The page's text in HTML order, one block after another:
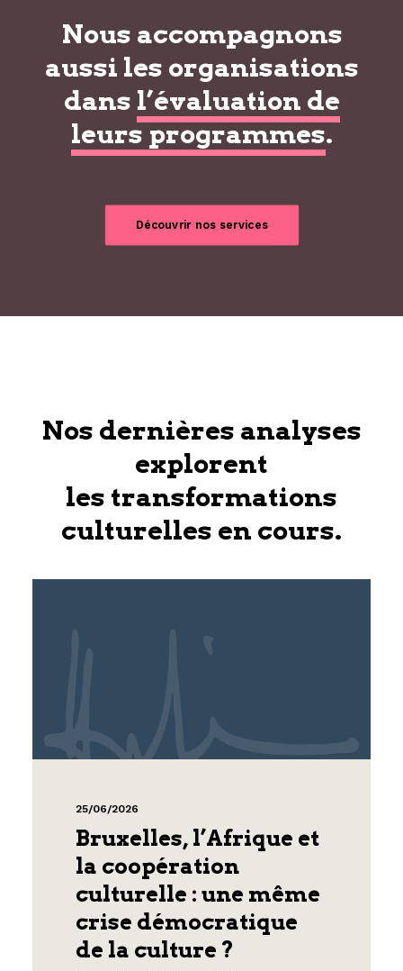
Nous accompagnons
aussi les organisations
dans l’évaluation de
leurs programmes.
Découvrir nos services
Nos dernières analyses
explorent
les transformations
culturelles en cours.
25/06/2026
Bruxelles, l’Afrique et
la coopération
culturelle : une même
crise démocratique
de la culture ?